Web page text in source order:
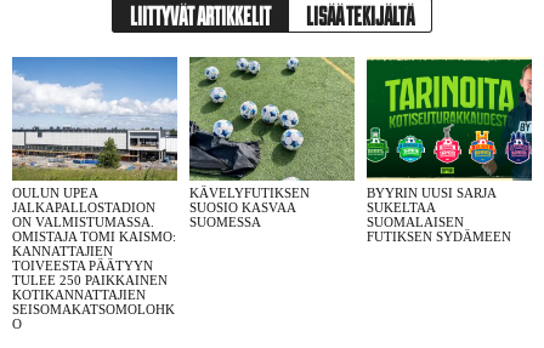
LIITTYVÄT ARTIKKELIT LISÄÄ TEKIJÄLTÄ
OULUN UPEA
JALKAPALLOSTADION
ON VALMISTUMASSA.
OMISTAJA TOMI KAISMO:
KANNATTAJIEN
TOIVEESTA PÄÄTYYN
TULEE 250 PAIKKAINEN
KOTIKANNATTAJIEN
SEISOMAKATSOMOLOHK
O
KÄVELYFUTIKSEN
SUOSIO KASVAA
SUOMESSA
BYYRIN UUSI SARJA
SUKELTAA
SUOMALAISEN
FUTIKSEN SYDÄMEEN